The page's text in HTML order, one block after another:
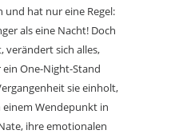
und hat nur eine Regel:
als eine Nacht! Doch
verändert sich alles,
One-Night-Stand
sie einholt,
Wendepunkt in
ihre emotionalen